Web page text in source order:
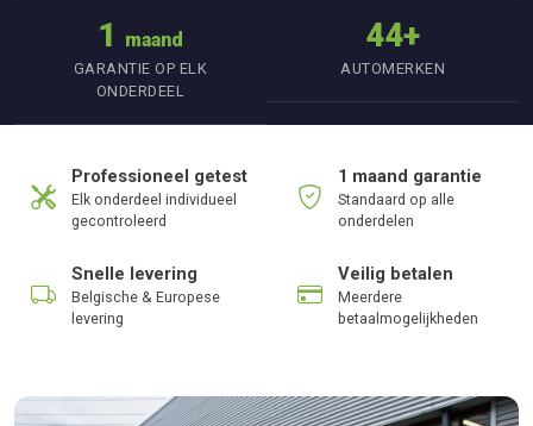
1 maand
GARANTIE OP ELK
ONDERDEEL
44+
AUTOMERKEN
Professioneel getest
Elk onderdeel individueel
gecontroleerd
1 maand garantie
Standaard op alle
onderdelen
Snelle levering
Belgische & Europese
levering
Veilig betalen
Meerdere
betaalmogelijkheden